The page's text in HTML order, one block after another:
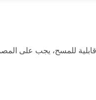
للمسح، يجب على